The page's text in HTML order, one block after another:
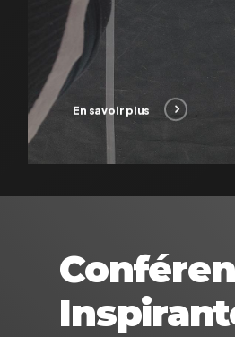
En savoir plus